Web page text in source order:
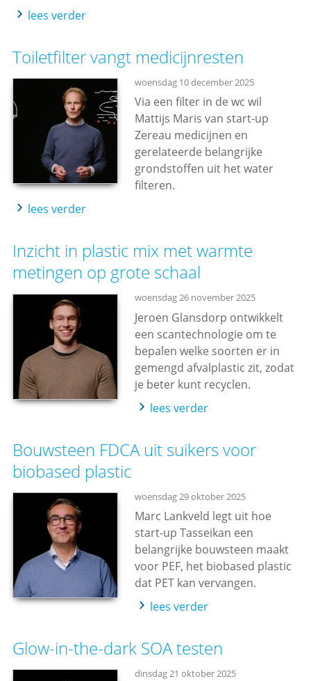
lees verder
Toiletfilter vangt medicijnresten
woensdag 10 december 2025
Via een filter in de wc wil
Mattijs Maris van start-up
Zereau medicijnen en
gerelateerde belangrijke
grondstoffen uit het water
filteren.
lees verder
Inzicht in plastic mix met warmte
metingen op grote schaal
woensdag 26 november 2025
Jeroen Glansdorp ontwikkelt
een scantechnologie om te
bepalen welke soorten er in
gemengd afvalplastic zit, zodat
je beter kunt recyclen.
lees verder
Bouwsteen FDCA uit suikers voor
biobased plastic
woensdag 29 oktober 2025
Marc Lankveld legt uit hoe
start-up Tasseikan een
belangrijke bouwsteen maakt
voor PEF, het biobased plastic
dat PET kan vervangen.
lees verder
Glow-in-the-dark SOA testen
dinsdag 21 oktober 2025